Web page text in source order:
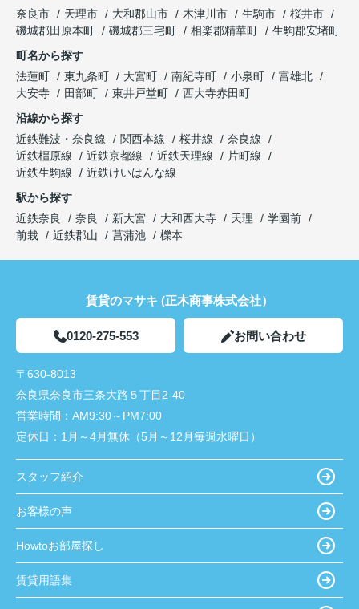
奈良市
天理市 大和郡山市 木津川市 生駒市
桜井市
磯城郡田原本町
磯城郡三宅町 相楽郡精華町
生駒郡安堵町
町名から探す
法蓮町
東九条町 大宮町 南紀寺町 小泉町
富雄北
大安寺
田部町 東井戸堂町
西大寺赤田町
沿線から探す
近鉄難波・奈良線
関西本線 桜井線
奈良線
近鉄橿原線
近鉄京都線 近鉄天理線
片町線
近鉄生駒線
近鉄けいはんな線
駅から探す
近鉄奈良
奈良 新大宮 大和西大寺 天理
学園前
前栽
近鉄郡山 菖蒲池 櫟本
賃貸のマサキ (正木商事株式会社）
0120-275-553 お問い合わせ
〒630-8013
奈良県奈良市三条大路５丁目2-40
営業時間： AM9:30～PM7:00
定休日： 1月～4月無休（5月～12月毎週水曜日）
スタッフ紹介
お客様の声
Howtoお部屋探し
賃貸用語集